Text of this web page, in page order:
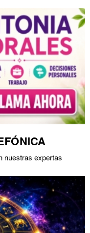
nuestras expertas